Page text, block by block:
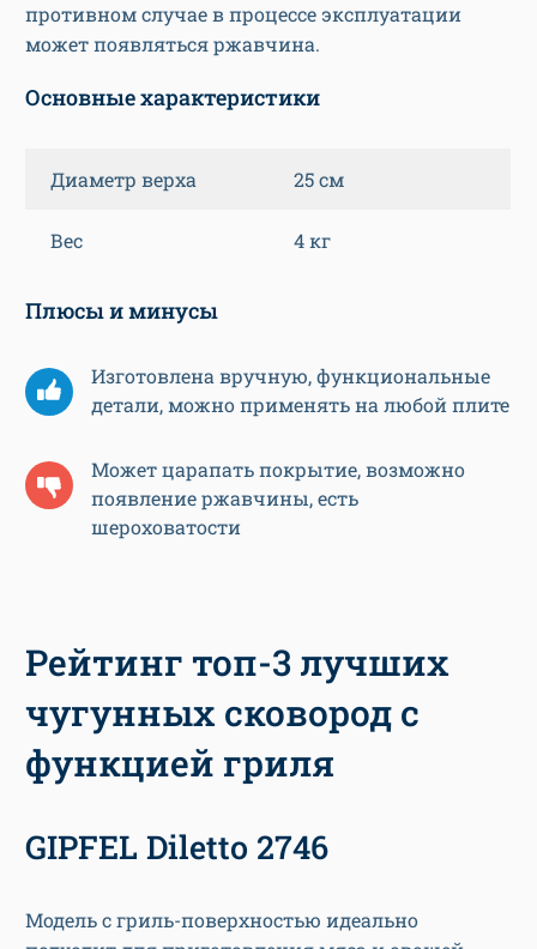
противном случае в процессе эксплуатации
может появляться ржавчина.
Основные характеристики
Диаметр верха 25 см
Вес 4 кг
Плюсы и минусы
Изготовлена вручную, функциональные
детали, можно применять на любой плите
Может царапать покрытие, возможно
появление ржавчины, есть
шероховатости
Рейтинг топ-3 лучших
чугунных сковород с
функцией гриля
GIPFEL Diletto 2746
Модель с гриль-поверхностью идеально